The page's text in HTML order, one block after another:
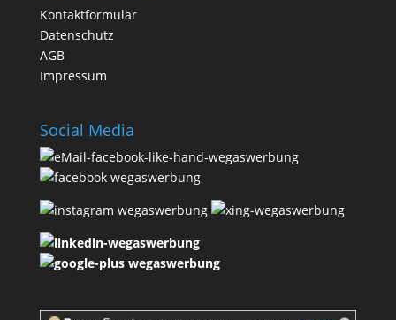
Kontaktformular
Datenschutz
AGB
Impressum
Social Media